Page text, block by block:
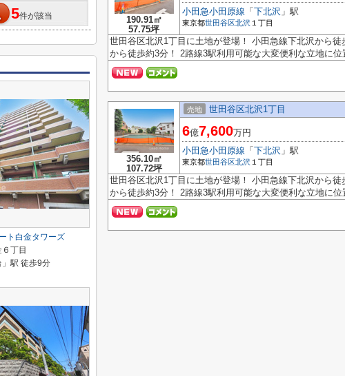
190.91㎡
57.75坪
小田急小田原線 「 下北沢 」駅
東京都世田谷区北沢 １丁目
世田谷区北沢1丁目に土地が登場！ 小田急線下北沢から
から徒歩約3分！ 2路線3駅利用可能な大変便利な立地に
356.10㎡
107.72坪
売地 世田谷区北沢1丁目
6億7,600万円
小田急小田原線 「 下北沢 」駅
東京都世田谷区北沢 １丁目
世田谷区北沢1丁目に土地が登場！ 小田急線下北沢から
から徒歩約3分！ 2路線3駅利用可能な大変便利な立地に
5件が該当
ト白金タワーズ
丁目
駅 徒歩9分